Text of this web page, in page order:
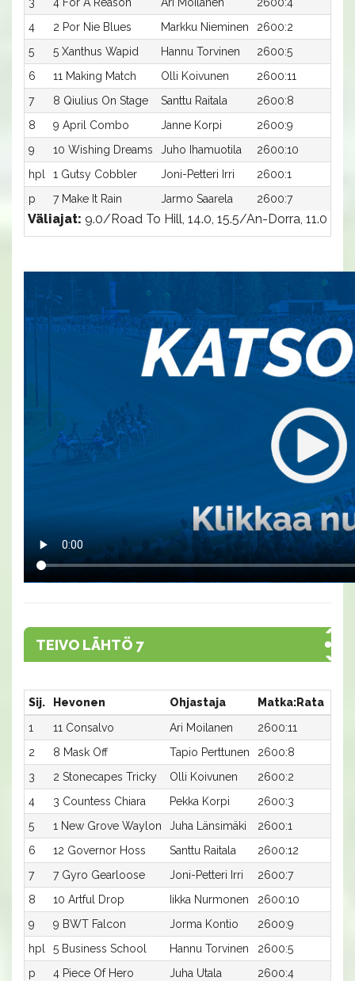
4
2 Por Nie Blues Markku Nieminen 2600:2
5
5 Xanthus Wapid Hannu Torvinen 2600:5
6
11 Making Match Olli Koivunen 2600:11
7
8 Qiulius On Stage Santtu Raitala 2600:8
8
9 April Combo Janne Korpi 2600:9
9
10 Wishing Dreams Juho Ihamuotila 2600:10
hpl
1 Gutsy Cobbler Joni-Petteri Irri 2600:1
p
7 Make It Rain Jarmo Saarela 2600:7
Väliajat: 9.0/Road To Hill, 14.0, 15.5/An-Dorra, 11.0
TEIVO LÄHTÖ 7
Sij. Hevonen Ohjastaja Matka:Rata
1
11 Consalvo Ari Moilanen 2600:11
2
8 Mask Off Tapio Perttunen 2600:8
3
2 Stonecapes Tricky Olli Koivunen 2600:2
4
3 Countess Chiara Pekka Korpi 2600:3
5
1 New Grove Waylon Juha Länsimäki 2600:1
6
12 Governor Hoss Santtu Raitala 2600:12
7
7 Gyro Gearloose Joni-Petteri Irri 2600:7
8
10 Artful Drop Iikka Nurmonen 2600:10
9
9 BWT Falcon Jorma Kontio 2600:9
hpl
5 Business School Hannu Torvinen 2600:5
p
4 Piece Of Hero Juha Utala 2600:4